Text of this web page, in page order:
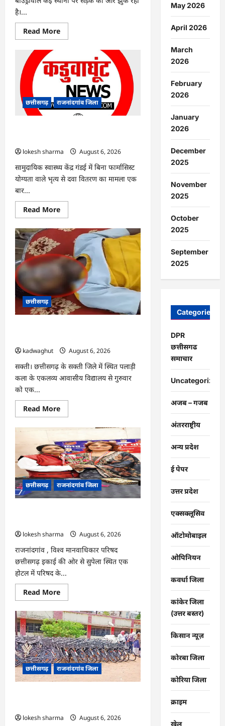
है।...
Read MoreRead
more
:
अब
सड़क
की
ओर
झुक
रही
गार्डन
छत्तीसगढ़ राजनांदगांव जिला
lokesh sharma
August 6, 2026
सामुदायिक स्वास्थ्य केंद्र गंडई में बिना फार्मासिस्ट
योग्यता वाले भृत्य से दवा वितरण का मामला एक
बार...
Read MoreRead
more
राजनांदगांव
सामुदायिक
स्वास्थ्य
केंद्र
में
आदेश
बावजूद
भृत्य
कर
रहा
दवा
छत्तीसगढ़
kadwaghut
August 6, 2026
सक्ती। छत्तीसगढ़ के सक्ती जिले में स्थित पलाड़ी
कला के एकलव्य आवासीय विद्यालय से गुरुवार
को एक...
Read MoreRead
more
CG:
स्कूल
हॉस्टल
में
9वीं
के
छात्र
ने
लगाई
फांसी,
छत्तीसगढ़ राजनांदगांव जिला
lokesh sharma
August 6, 2026
राजनांदगांव , विश्व मानवाधिकार परिषद
छत्तीसगढ़ इकाई की ओर से सुपेला स्थित एक
होटल में परिषद के...
Read MoreRead
more
राजनांदगांव
:
संगठन
की
भावी
कार्ययोजना
पर
चर्चा
हुई,
पदाधिकारियों
को
छत्तीसगढ़ राजनांदगांव जिला
lokesh sharma
August 6, 2026
May 2026
April 2026
March
2026
February
2026
January
2026
December
2025
November
2025
October
2025
September
2025
Categories
DPR
छत्तीसगढ
समाचार
Uncategorized
अजब – गजब
अंतरराष्ट्रीय
अन्य प्रदेश
ई पेपर
उत्तर प्रदेश
एक्सक्लूसिव
ऑटोमोबाइल
ओपिनियन
कवर्धा जिला
कांकेर जिला
(उत्तर बस्तर)
किसान न्यूज़
कोरबा जिला
कोरिया जिला
क्राइम
खेल